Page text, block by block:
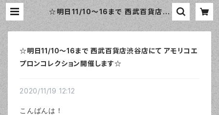
☆明日11/10〜16まで 西武百貨店渋
谷店にて アモリコエプロンコレクショ
ン開催します☆ | おしゃれなエプロン
☆明日11/10〜16まで 西武百貨店渋谷店にて アモリコエ
プロンコレクション開催します☆
2020/11/19 12:12
こんばんは！